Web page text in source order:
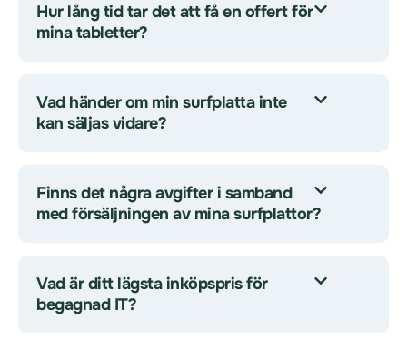
Hur lång tid tar det att få en offert för
mina tabletter?
Vad händer om min surfplatta inte
kan säljas vidare?
Finns det några avgifter i samband
med försäljningen av mina surfplattor?
Vad är ditt lägsta inköpspris för
begagnad IT?